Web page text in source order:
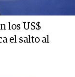
los US$
el salto al